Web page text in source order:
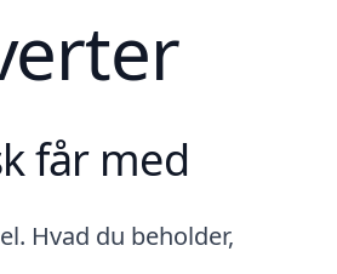
får med
Hvad du beholder,